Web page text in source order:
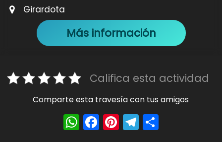
Girardota
Más información
Califica esta actividad
Comparte esta travesía con tus amigos
W F Pi T